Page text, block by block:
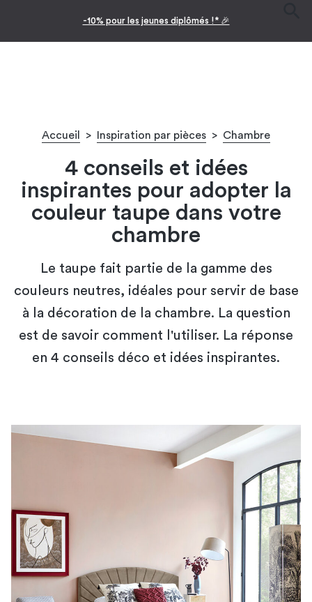
-10% pour les jeunes diplômés !* 🎉
Accueil > Inspiration par pièces > Chambre
4 conseils et idées
inspirantes pour adopter la
couleur taupe dans votre
chambre
Le taupe fait partie de la gamme des
couleurs neutres, idéales pour servir de base
à la décoration de la chambre. La question
est de savoir comment l'utiliser. La réponse
en 4 conseils déco et idées inspirantes.